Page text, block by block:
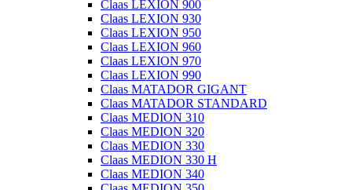
Claas LEXION 900
Claas LEXION 930
Claas LEXION 950
Claas LEXION 960
Claas LEXION 970
Claas LEXION 990
Claas MATADOR GIGANT
Claas MATADOR STANDARD
Claas MEDION 310
Claas MEDION 320
Claas MEDION 330
Claas MEDION 330 H
Claas MEDION 340